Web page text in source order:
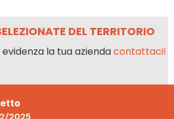
DEL TERRITORIO
la tua aziendacontattaci!
2025